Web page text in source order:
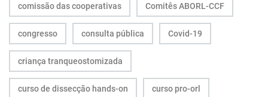
comissão das cooperativas Comitês ABORL-CCF
congresso consulta pública Covid-19
criança tranqueostomizada
curso de dissecção hands-on curso pro-orl